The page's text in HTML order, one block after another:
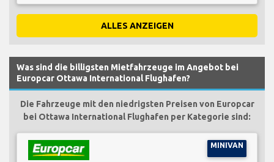
ALLES ANZEIGEN
Was sind die billigsten Mietfahrzeuge im Angebot bei
Europcar Ottawa International Flughafen?
Die Fahrzeuge mit den niedrigsten Preisen von Europcar
bei Ottawa International Flughafen per Kategorie sind:
MINIVAN